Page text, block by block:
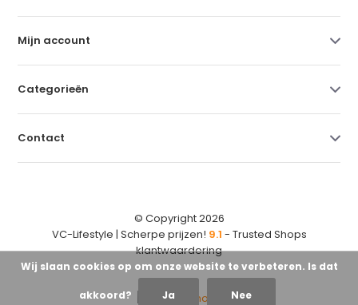
Mijn account
Categorieën
Contact
© Copyright 2026
VC-Lifestyle | Scherpe prijzen! 9.1 - Trusted Shops
klantwaardering
Wij slaan cookies op om onze website te verbeteren. Is dat
akkoord? Ja Nee